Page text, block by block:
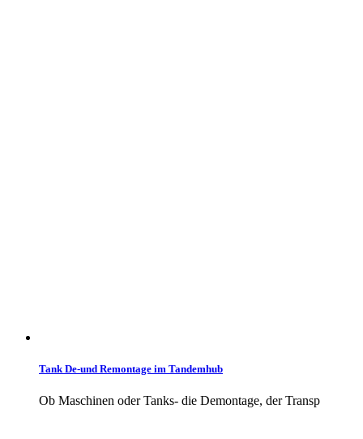
Tank De-und Remontage im Tandemhub
Ob Maschinen oder Tanks- die Demontage, der Transp